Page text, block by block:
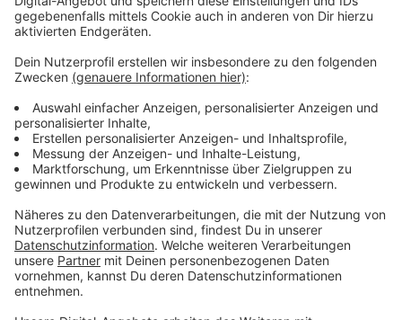
Beteiligungsmöglichkeiten. Nicht einmal jeder Zehnte
glaubt, dass die Parteien offen für die Ideen junger
Menschen sind. Und nur 8 Prozent denken, dass die
Politik die Sorgen junger Menschen wirklich ernst
nimmt.
Anzeige
Anzeige
Es ist vor allem Frust, der eine Rolle spielt. Die